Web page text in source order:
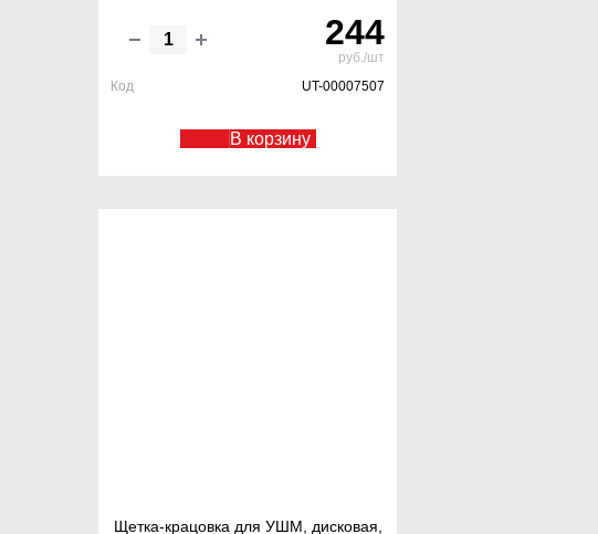
244
руб./шт
Код
UT-00007507
В корзину
Щетка-крацовка для УШМ, дисковая,